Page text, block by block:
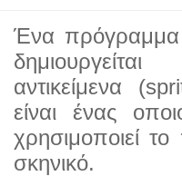
Ένα πρόγραμμα
αντικείμενα
είναι ένας
χρησιμοποιεί
σκηνικό.